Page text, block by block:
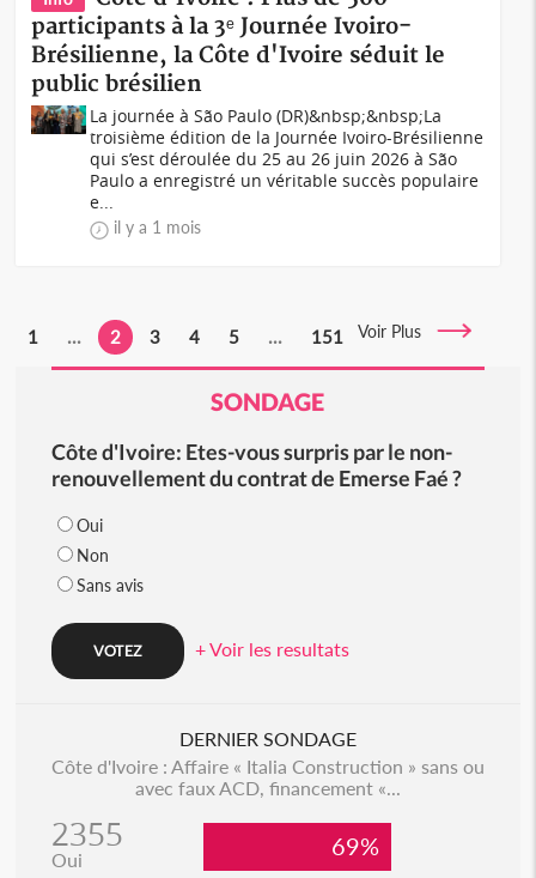
participants à la 3ᵉ Journée Ivoiro-
Brésilienne, la Côte d'Ivoire séduit le
public brésilien
La journée à São Paulo (DR)&nbsp;&nbsp;La
troisième édition de la Journée Ivoiro-Brésilienne
qui s’est déroulée du 25 au 26 juin 2026 à São
Paulo a enregistré un véritable succès populaire
e...
il y a 1 mois
1 ... 2 3 4 5 ... 151 Voir Plus
SONDAGE
Côte d'Ivoire: Etes-vous surpris par le non-
renouvellement du contrat de Emerse Faé ?
Oui
Non
Sans avis
+ Voir les resultats
DERNIER SONDAGE
Côte d'Ivoire : Affaire « Italia Construction » sans ou
avec faux ACD, financement «...
2355
Oui 69%